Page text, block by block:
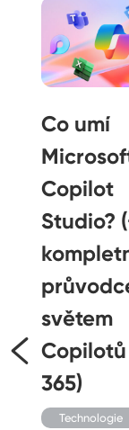
Co umí
Copilot
Studio?
světem
Copilotů
365)
Technologie